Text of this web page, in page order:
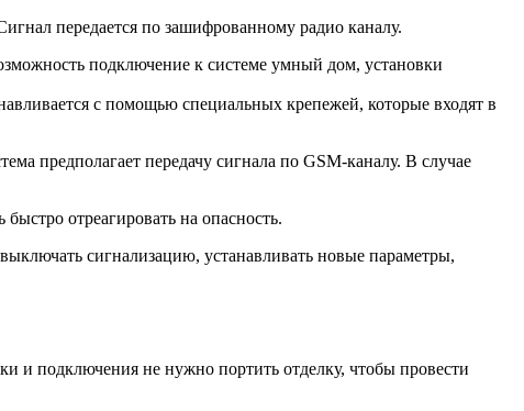
передается по зашифрованному радио каналу.
подключение к системе умный дом, установки
с помощью специальных крепежей, которые входят в
предполагает передачу сигнала по GSM-каналу. В случае
отреагировать на опасность.
сигнализацию, устанавливать новые параметры,
и подключения не нужно портить отделку, чтобы провести